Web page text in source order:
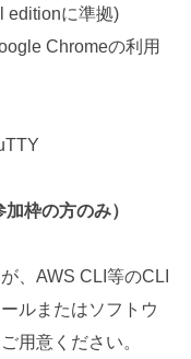
editionに準拠)
Chromeの利用
枠の方のみ）
、AWS CLI等のCLI
ルまたはソフトウ
用意ください。